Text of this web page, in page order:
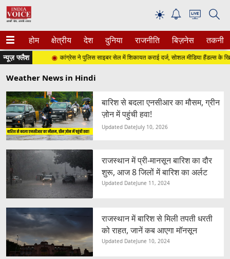
☀
होम क्षेत्रीय देश दुनिया राजनीति बिज़नेस तकनीक
न्यूज़ फ्लैश कांग्रेस ने पुलिस साइबर सेल में शिकायत कराई दर्ज, सोशल मीडिया हैंडल्स के
Weather News in Hindi
बारिश से बदला एनसीआर का मौसम, ग्रीन
ज़ोन में पहुंची हवा!
Updated DateJuly 10, 2026
राजस्थान में प्री-मानसून बारिश का दौर
शुरू, आज 8 जिलों में बारिश का अर्लट
Updated DateJune 11, 2024
राजस्थान में बारिश से मिली तपती धरती
को राहत, जानें कब आएगा मॉनसून
Updated DateJune 10, 2024